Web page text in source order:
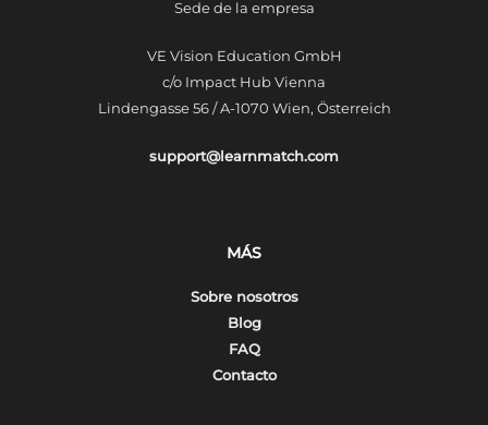
Sede de la empresa
VE Vision Education GmbH
c/o Impact Hub Vienna
Lindengasse 56 / A-1070 Wien, Österreich
support@learnmatch.com
MÁS
Sobre nosotros
Blog
FAQ
Contacto